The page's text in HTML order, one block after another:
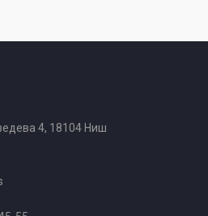
4, 18104 Ниш